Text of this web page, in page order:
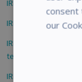
IRISPen Air 8 -
IRIScan Book 7 -
IRISPen Reader/Air
tempo reale e
IRIScan Desk -
consent
our